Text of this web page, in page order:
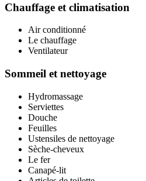
Chauffage et climatisation
Air conditionné
Le chauffage
Ventilateur
Sommeil et nettoyage
Hydromassage
Serviettes
Douche
Feuilles
Ustensiles de nettoyage
Sèche-cheveux
Le fer
Canapé-lit